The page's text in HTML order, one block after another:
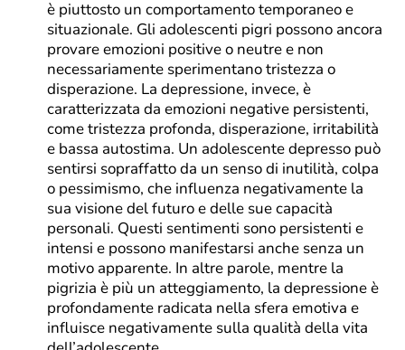
è piuttosto un comportamento temporaneo e
situazionale. Gli adolescenti pigri possono ancora
provare emozioni positive o neutre e non
necessariamente sperimentano tristezza o
disperazione. La depressione, invece, è
caratterizzata da emozioni negative persistenti,
come tristezza profonda, disperazione, irritabilità
e bassa autostima. Un adolescente depresso può
sentirsi sopraffatto da un senso di inutilità, colpa
o pessimismo, che influenza negativamente la
sua visione del futuro e delle sue capacità
personali. Questi sentimenti sono persistenti e
intensi e possono manifestarsi anche senza un
motivo apparente. In altre parole, mentre la
pigrizia è più un atteggiamento, la depressione è
profondamente radicata nella sfera emotiva e
influisce negativamente sulla qualità della vita